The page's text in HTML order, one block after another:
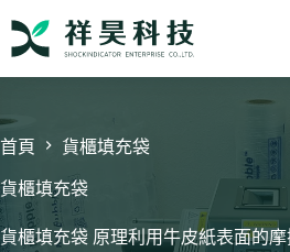
內
容
首頁 貨櫃填充袋
貨櫃填充袋
貨櫃填充袋 原理利用牛皮紙表面的